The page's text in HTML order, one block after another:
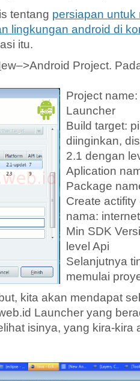
tentang persiapan untuk
lingkungan android di
itu.
ew–>Android Project.
Project
Launcher
Build target:
diinginkan,
2.1 dengan
Aplication
Package
Create
nama: internet
Min SDK
level Api
Selanjutnya
memulai
kita akan mendapat
Launcher yang
isinya, yang kira-kira